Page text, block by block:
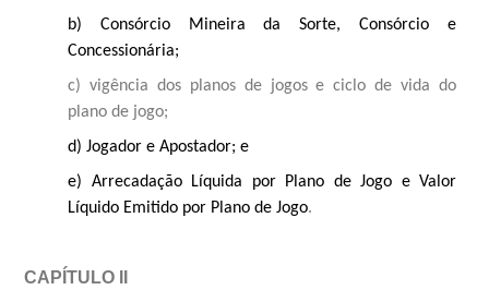
b) Consórcio Mineira da Sorte, Consórcio e
Concessionária;
c) vigência dos planos de jogos e ciclo de vida do
plano de jogo;
d) Jogador e Apostador; e
e) Arrecadação Líquida por Plano de Jogo e Valor
Líquido Emitido por Plano de Jogo.
CAPÍTULO II